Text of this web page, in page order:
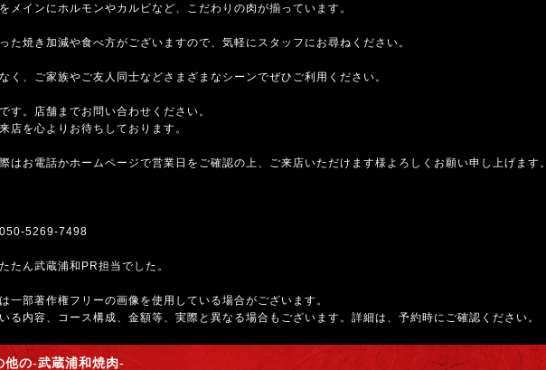
メインにホルモンやカルビなど、こだわりの肉が揃っています。
た焼き加減や食べ方がございますので、気軽にスタッフにお尋ねください。
く、ご家族やご友人同士などさまざまなシーンでぜひご利用ください。
す。店舗までお問い合わせください。
店を心よりお待ちしております。
はお電話かホームページで営業日をご確認の上、ご来店いただけます様よろしくお願い申し上げます。
050-5269-7498
たん武蔵浦和PR担当でした。
一部著作権フリーの画像を使用している場合がございます。
る内容、コース構成、金額等、実際と異なる場合もございます。詳細は、予約時にご確認ください。
他の-武蔵浦和焼肉-